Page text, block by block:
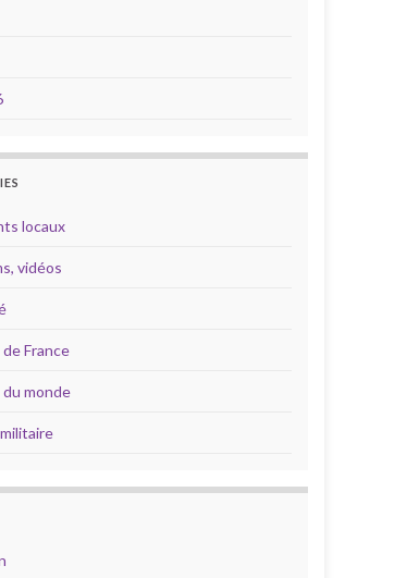
locaux
vidéos
France
monde